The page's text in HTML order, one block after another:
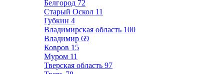
Белгород 72
Старый Оскол 11
Губкин 4
Владимирская область 100
Владимир 69
Ковров 15
Муром 11
Тверская область 97